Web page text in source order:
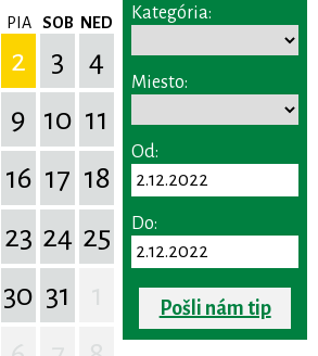
PIA SOB NED
2 3
4
9 10 11
16 17 18
23 24 25
30 31
Kategória:
Miesto:
Od:
Do:
Pošli nám tip